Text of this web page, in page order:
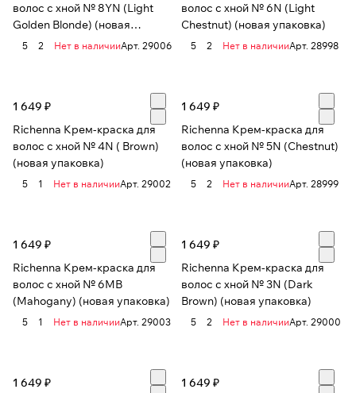
волос с хной № 8YN (Light
Golden Blonde) (новая
упаковка)
5 2 Нет в наличииАрт. 29006
волос с хной № 6N (Light
Chestnut) (новая упаковка)
5 2 Нет в наличииАрт. 28998
1 649 ₽
Richenna Крем-краска для
волос с хной № 4N ( Brown)
(новая упаковка)
5 1 Нет в наличииАрт. 29002
1 649 ₽
Richenna Крем-краска для
волос с хной № 5N (Chestnut)
(новая упаковка)
5 2 Нет в наличииАрт. 28999
1 649 ₽
Richenna Крем-краска для
волос с хной № 6MB
(Mahogany) (новая упаковка)
5 1 Нет в наличииАрт. 29003
1 649 ₽
Richenna Крем-краска для
волос с хной № 3N (Dark
Brown) (новая упаковка)
5 2 Нет в наличииАрт. 29000
1 649 ₽
1 649 ₽